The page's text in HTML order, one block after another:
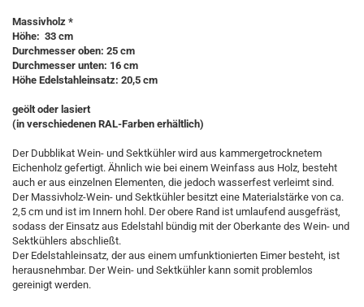
Massivholz *
Höhe: 33 cm
Durchmesser oben: 25 cm
Durchmesser unten: 16 cm
Höhe Edelstahleinsatz: 20,5 cm
geölt oder lasiert
(in verschiedenen RAL-Farben erhältlich)
Der Dubblikat Wein- und Sektkühler wird aus kammergetrocknetem
Eichenholz gefertigt. Ähnlich wie bei einem Weinfass aus Holz, besteht
auch er aus einzelnen Elementen, die jedoch wasserfest verleimt sind.
Der Massivholz-Wein- und Sektkühler besitzt eine Materialstärke von ca.
2,5 cm und ist im Innern hohl. Der obere Rand ist umlaufend ausgefräst,
sodass der Einsatz aus Edelstahl bündig mit der Oberkante des Wein- und
Sektkühlers abschließt.
Der Edelstahleinsatz, der aus einem umfunktionierten Eimer besteht, ist
herausnehmbar. Der Wein- und Sektkühler kann somit problemlos
gereinigt werden.